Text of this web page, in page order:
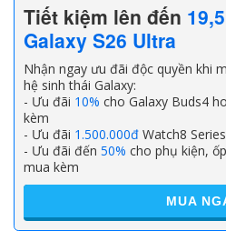
Tiết kiệm lên đến
Galaxy S26 Ultra
Nhận ngay ưu đãi độc quyền khi
hệ sinh thái Galaxy:
- Ưu đãi 10% cho Galaxy Buds4
kèm
- Ưu đãi 1.500.000đ Watch8
- Ưu đãi đến 50% cho phụ kiện,
mua kèm
MUA